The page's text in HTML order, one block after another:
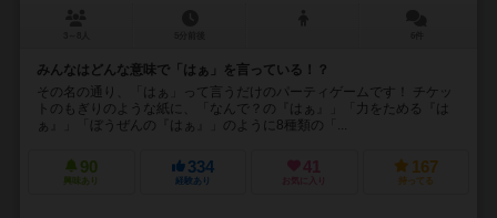
みんなはどんな意味で「はぁ」を言っている！？
その名の通り、「はぁ」って言うだけのパーティゲームです！ チケッ
トのもぎりのような紙に、「なんで？の『はぁ』」「力をためる『は
ぁ』」「ぼうぜんの『はぁ』」のように8種類の「...
90
興味あり
334
経験あり
41
お気に入り
167
持ってる